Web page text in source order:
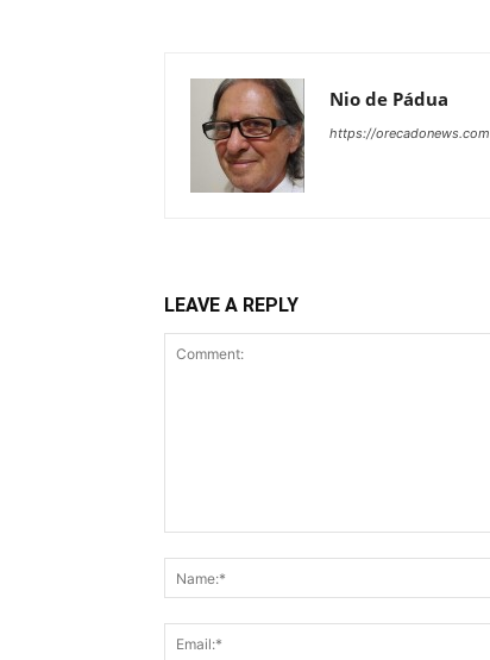
Nio de Pádua
https://orecadonews.com
LEAVE A REPLY